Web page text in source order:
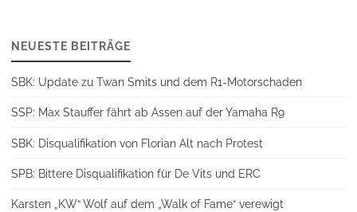
NEUESTE BEITRÄGE
SBK: Update zu Twan Smits und dem R1-Motorschaden
SSP: Max Stauffer fährt ab Assen auf der Yamaha R9
SBK: Disqualifikation von Florian Alt nach Protest
SPB: Bittere Disqualifikation für De Vits und ERC
Karsten „KW“ Wolf auf dem „Walk of Fame“ verewigt